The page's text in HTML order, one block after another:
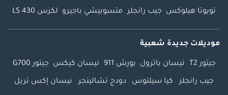
تويوتا هيلوكس جيب رانجلر متسوبيشي باجيرو لكزس LS 430
موديلات جديدة شعبية
جيتور T2 نيسان باترول بورش 911 نيسان كيكس جيتور G700
جيب رانجلر كيا سيلتوس دودج تشالينجر نيسان إكس تريل